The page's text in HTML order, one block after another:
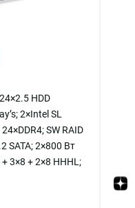
HDD
2×Intel SL
SW RAID
SATA; 2×800 Вт
3×8 + 2×8 HHHL;